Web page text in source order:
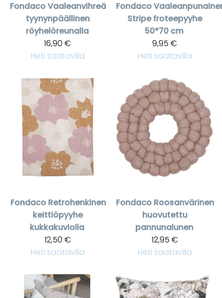
FondacoVaaleanvihreä
tyynynpäällinen
röyhelöreunalla
16,90 €
Heti saatavilla
Fondaco
Stripe froteepyyhe
50*70 cm
9,95 €
Heti saatavilla
Fondaco Retrohenkinen
keittiöpyyhe
kukkakuviolla
12,50 €
Heti saatavilla
Fondaco Roosanvärinen
huovutettu
pannunalunen
12,95 €
Heti saatavilla